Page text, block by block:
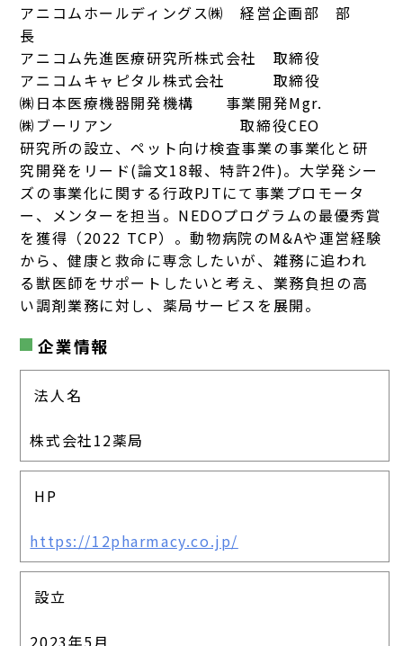
アニコムホールディングス㈱ 経営企画部 部
長
アニコム先進医療研究所株式会社 取締役
アニコムキャピタル株式会社 取締役
㈱日本医療機器開発機構 事業開発Mgr.
㈱ブーリアン 取締役CEO
研究所の設立、ペット向け検査事業の事業化と研
究開発をリード(論文18報、特許2件)。大学発シー
ズの事業化に関する行政PJTにて事業プロモータ
ー、メンターを担当。NEDOプログラムの最優秀賞
を獲得（2022 TCP）。動物病院のM&Aや運営経験
から、健康と救命に専念したいが、雑務に追われ
る獣医師をサポートしたいと考え、業務負担の高
い調剤業務に対し、薬局サービスを展開。
企業情報
法人名
株式会社12薬局
HP
https://12pharmacy.co.jp/
設立
2023年5月